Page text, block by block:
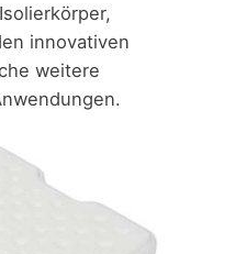
innovativen
weitere